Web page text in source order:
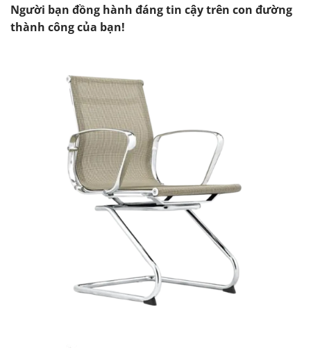
Người bạn đồng hành đáng tin cậy trên con đường
thành công của bạn!